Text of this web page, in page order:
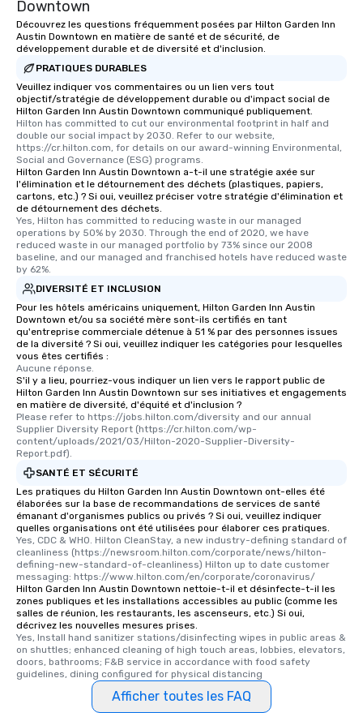
Downtown
Découvrez les questions fréquemment posées par Hilton Garden Inn
Austin Downtown en matière de santé et de sécurité, de
développement durable et de diversité et d'inclusion.
PRATIQUES DURABLES
Veuillez indiquer vos commentaires ou un lien vers tout
objectif/stratégie de développement durable ou d'impact social de
Hilton Garden Inn Austin Downtown communiqué publiquement.
Hilton has committed to cut our environmental footprint in half and
double our social impact by 2030. Refer to our website,
https://cr.hilton.com, for details on our award-winning Environmental,
Social and Governance (ESG) programs.
Hilton Garden Inn Austin Downtown a-t-il une stratégie axée sur
l'élimination et le détournement des déchets (plastiques, papiers,
cartons, etc.) ? Si oui, veuillez préciser votre stratégie d'élimination et
de détournement des déchets.
Yes, Hilton has committed to reducing waste in our managed
operations by 50% by 2030. Through the end of 2020, we have
reduced waste in our managed portfolio by 73% since our 2008
baseline, and our managed and franchised hotels have reduced waste
by 62%.
DIVERSITÉ ET INCLUSION
Pour les hôtels américains uniquement, Hilton Garden Inn Austin
Downtown et/ou sa société mère sont-ils certifiés en tant
qu'entreprise commerciale détenue à 51 % par des personnes issues
de la diversité ? Si oui, veuillez indiquer les catégories pour lesquelles
vous êtes certifiés :
Aucune réponse.
S'il y a lieu, pourriez-vous indiquer un lien vers le rapport public de
Hilton Garden Inn Austin Downtown sur ses initiatives et engagements
en matière de diversité, d'équité et d'inclusion ?
Please refer to https://jobs.hilton.com/diversity and our annual
Supplier Diversity Report (https://cr.hilton.com/wp-
content/uploads/2021/03/Hilton-2020-Supplier-Diversity-
Report.pdf).
SANTÉ ET SÉCURITÉ
Les pratiques du Hilton Garden Inn Austin Downtown ont-elles été
élaborées sur la base de recommandations de services de santé
émanant d'organismes publics ou privés ? Si oui, veuillez indiquer
quelles organisations ont été utilisées pour élaborer ces pratiques.
Yes, CDC & WHO. Hilton CleanStay, a new industry-defining standard of
cleanliness (https://newsroom.hilton.com/corporate/news/hilton-
defining-new-standard-of-cleanliness) Hilton up to date customer
messaging: https://www.hilton.com/en/corporate/coronavirus/
Hilton Garden Inn Austin Downtown nettoie-t-il et désinfecte-t-il les
zones publiques et les installations accessibles au public (comme les
salles de réunion, les restaurants, les ascenseurs, etc.) Si oui,
décrivez les nouvelles mesures prises.
Yes, Install hand sanitizer stations/disinfecting wipes in public areas &
on shuttles; enhanced cleaning of high touch areas, lobbies, elevators,
doors, bathrooms; F&B service in accordance with food safety
guidelines, dining configured for physical distancing
Afficher toutes les FAQ